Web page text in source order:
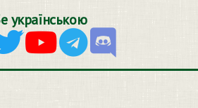
українською